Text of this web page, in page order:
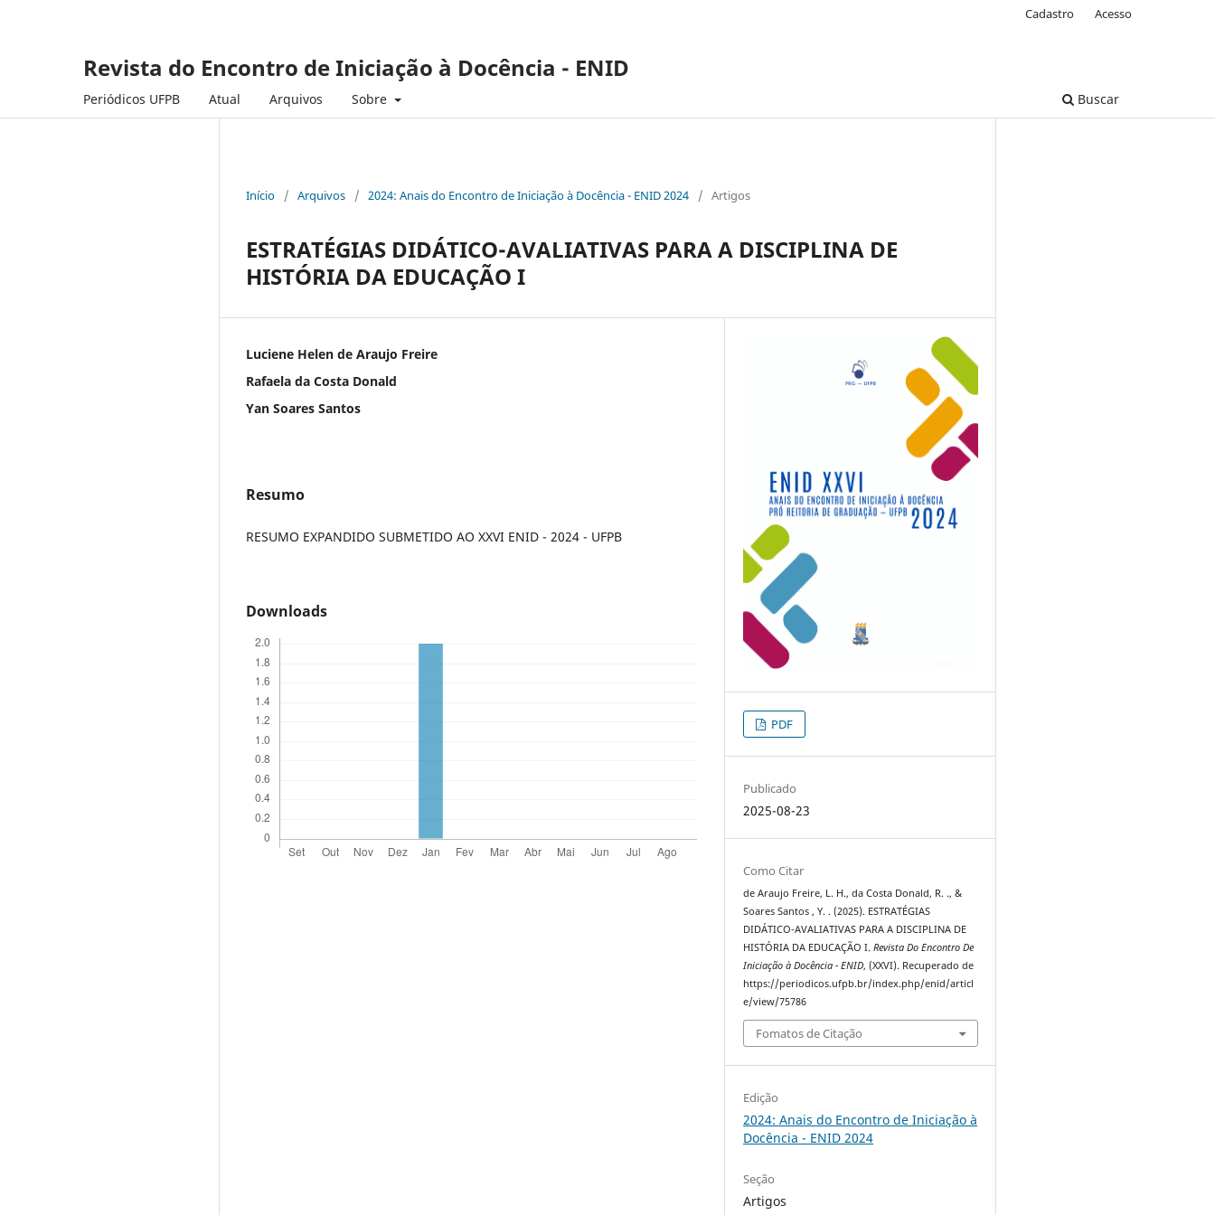
Revista do Encontro de Iniciação à Docência - ENID
Periódicos UFPB Atual Arquivos Sobre Buscar
Cadastro Acesso
Início / Arquivos / 2024: Anais do Encontro de Iniciação à Docência - ENID 2024 / Artigos
ESTRATÉGIAS DIDÁTICO-AVALIATIVAS PARA A DISCIPLINA DE
HISTÓRIA DA EDUCAÇÃO I
Luciene Helen de Araujo Freire
Rafaela da Costa Donald
Yan Soares Santos
Resumo
RESUMO EXPANDIDO SUBMETIDO AO XXVI ENID - 2024 - UFPB
Downloads
PDF
Publicado
2025-08-23
Como Citar
de Araujo Freire, L. H., da Costa Donald, R. ., &
Soares Santos , Y. . (2025). ESTRATÉGIAS
DIDÁTICO-AVALIATIVAS PARA A DISCIPLINA DE
HISTÓRIA DA EDUCAÇÃO I.Revista Do Encontro De
Iniciação à Docência - ENID, (XXVI). Recuperado de
https://periodicos.ufpb.br/index.php/enid/articl
e/view/75786
Fomatos de Citação
Edição
2024: Anais do Encontro de Iniciação à
Docência - ENID 2024
Seção
Artigos